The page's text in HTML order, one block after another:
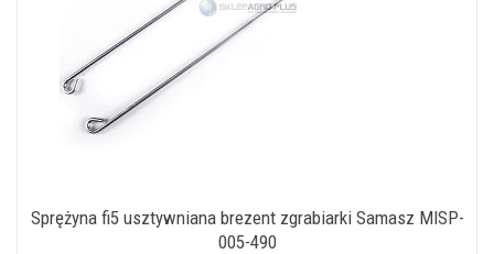
Sprężyna fi5 usztywniana brezent zgrabiarki Samasz MISP-
005-490